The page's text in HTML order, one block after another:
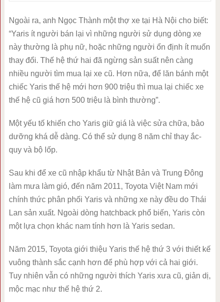
Ngoài ra, anh Ngọc Thành một thợ xe tại Hà Nội cho biết:
“Yaris ít người bán lại vì những người sử dụng dòng xe
này thường là phụ nữ, hoặc những người ổn định ít muốn
thay đổi. Thế hệ thứ hai đã ngừng sản suất nên càng
nhiều người tìm mua lại xe cũ. Hơn nữa, để lăn bánh một
chiếc Yaris thế hệ mới hơn 900 triệu thì mua lại chiếc xe
thế hệ cũ giá hơn 500 triệu là bình thường”.
Một yếu tố khiến cho Yaris giữ giá là việc sửa chữa, bảo
dưỡng khá dễ dàng. Có thể sử dụng 8 năm chỉ thay ắc-
quy và bộ lốp.
Sau khi để xe cũ nhập khẩu từ Nhật Bản và Trung Đông
làm mưa làm gió, đến năm 2011, Toyota Việt Nam mới
chính thức phân phối Yaris và những xe này đều do Thái
Lan sản xuất. Ngoài dòng hatchback phổ biến, Yaris còn
một lựa chọn khác nam tính hơn là Yaris sedan.
Năm 2015, Toyota giới thiệu Yaris thế hệ thứ 3 với thiết kế
vuông thành sắc cạnh hơn để phù hợp với cả hai giới.
Tuy nhiên vẫn có những người thích Yaris xưa cũ, giản dị,
mộc mạc như thế hệ thứ 2.